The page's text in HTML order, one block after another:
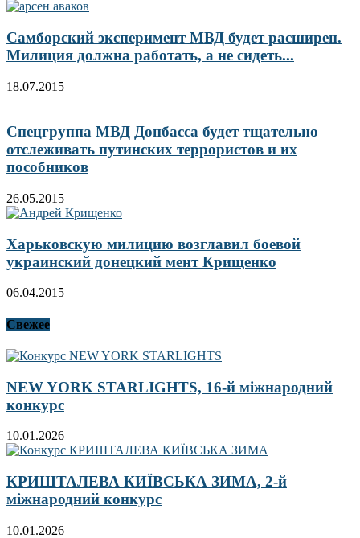
Самборский эксперимент МВД будет расширен.
Милиция должна работать, а не сидеть...
18.07.2015
Спецгруппа МВД Донбасса будет тщательно
отслеживать путинских террористов и их
пособников
26.05.2015
Харьковскую милицию возглавил боевой
украинский донецкий мент Крищенко
06.04.2015
Свежее
NEW YORK STARLIGHTS, 16-й міжнародний
конкурс
10.01.2026
КРИШТАЛЕВА КИЇВСЬКА ЗИМА, 2-й
міжнародний конкурс
10.01.2026